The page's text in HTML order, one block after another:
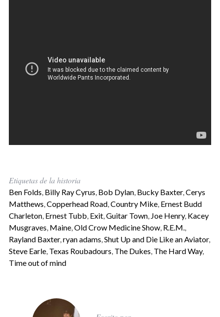
Etiquetas de la historia
Ben Folds Billy Ray Cyrus Bob Dylan, Bucky Baxter, Cerys
Matthews Copperhead Road, Country Mike, Ernest Budd
Charleton, Ernest Tubb Exit, Guitar Town, Joe Henry, Kacey
Musgraves Maine, Old Crow Medicine Show, R.E.M.
Rayland Baxter, ryan adams Shut Up and Die Like an Aviator,
Steve Earle, Texas Roubadours The Dukes The Hard Way,
Time out of mind